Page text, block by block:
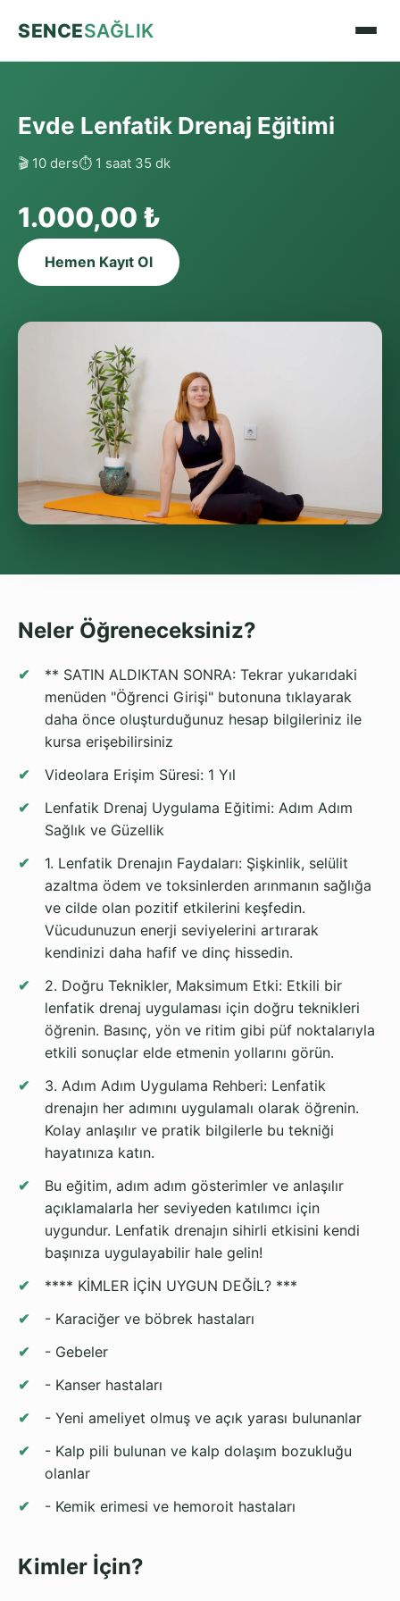
SENCESAĞLIK
Evde Lenfatik Drenaj Eğitimi
🎬 10 ders⏱ 1 saat 35 dk
1.000,00 ₺
Hemen Kayıt Ol
Neler Öğreneceksiniz?
** SATIN ALDIKTAN SONRA: Tekrar yukarıdaki
menüden "Öğrenci Girişi" butonuna tıklayarak
daha önce oluşturduğunuz hesap bilgileriniz ile
kursa erişebilirsiniz
Videolara Erişim Süresi: 1 Yıl
Lenfatik Drenaj Uygulama Eğitimi: Adım Adım
Sağlık ve Güzellik
1. Lenfatik Drenajın Faydaları: Şişkinlik, selülit
azaltma ödem ve toksinlerden arınmanın sağlığa
ve cilde olan pozitif etkilerini keşfedin.
Vücudunuzun enerji seviyelerini artırarak
kendinizi daha hafif ve dinç hissedin.
2. Doğru Teknikler, Maksimum Etki: Etkili bir
lenfatik drenaj uygulaması için doğru teknikleri
öğrenin. Basınç, yön ve ritim gibi püf noktalarıyla
etkili sonuçlar elde etmenin yollarını görün.
3. Adım Adım Uygulama Rehberi: Lenfatik
drenajın her adımını uygulamalı olarak öğrenin.
Kolay anlaşılır ve pratik bilgilerle bu tekniği
hayatınıza katın.
Bu eğitim, adım adım gösterimler ve anlaşılır
açıklamalarla her seviyeden katılımcı için
uygundur. Lenfatik drenajın sihirli etkisini kendi
başınıza uygulayabilir hale gelin!
**** KİMLER İÇİN UYGUN DEĞİL? ***
- Karaciğer ve böbrek hastaları
- Gebeler
- Kanser hastaları
- Yeni ameliyet olmuş ve açık yarası bulunanlar
- Kalp pili bulunan ve kalp dolaşım bozukluğu
olanlar
- Kemik erimesi ve hemoroit hastaları
Kimler İçin?